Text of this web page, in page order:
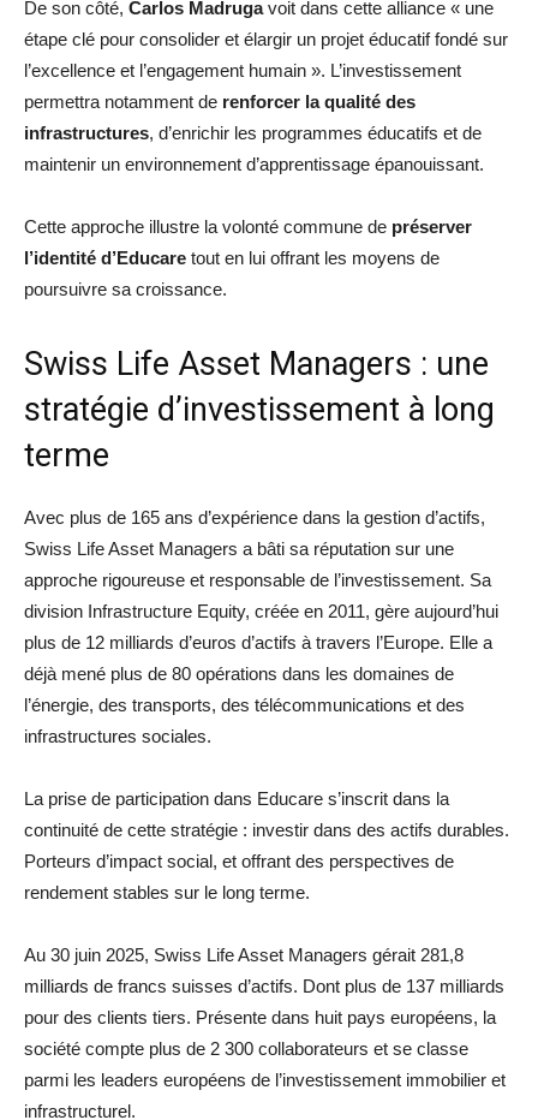
De son côté, Carlos Madrugavoit dans cette alliance « une
étape clé pour consolider et élargir un projet éducatif fondé sur
l’excellence et l’engagement humain ». L’investissement
permettra notamment de renforcer la qualité des
infrastructures, d’enrichir les programmes éducatifs et de
maintenir un environnement d’apprentissage épanouissant.
Cette approche illustre la volonté commune de préserver
l’identité d’Educare tout en lui offrant les moyens de
poursuivre sa croissance.
Swiss Life Asset Managers : une
stratégie d’investissement à long
terme
Avec plus de 165 ans d’expérience dans la gestion d’actifs,
Swiss Life Asset Managers a bâti sa réputation sur une
approche rigoureuse et responsable de l’investissement. Sa
division Infrastructure Equity, créée en 2011, gère aujourd’hui
plus de 12 milliards d’euros d’actifs à travers l’Europe. Elle a
déjà mené plus de 80 opérations dans les domaines de
l’énergie, des transports, des télécommunications et des
infrastructures sociales.
La prise de participation dans Educare s’inscrit dans la
continuité de cette stratégie : investir dans des actifs durables.
Porteurs d’impact social, et offrant des perspectives de
rendement stables sur le long terme.
Au 30 juin 2025, Swiss Life Asset Managers gérait 281,8
milliards de francs suisses d’actifs. Dont plus de 137 milliards
pour des clients tiers. Présente dans huit pays européens, la
société compte plus de 2 300 collaborateurs et se classe
parmi les leaders européens de l’investissement immobilier et
infrastructurel.